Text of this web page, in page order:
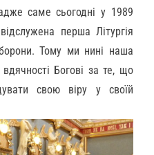
саме сьогодні у 1989
перша Літургія
Тому ми нині наша
Богові за те, що
свою віру у своїй